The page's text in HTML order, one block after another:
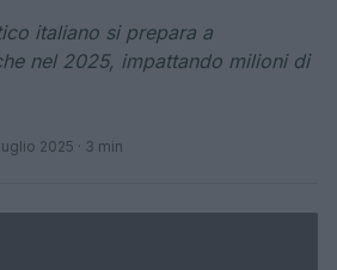
italiano si prepara a
nel 2025, impattando milioni di
2025 · 3 min